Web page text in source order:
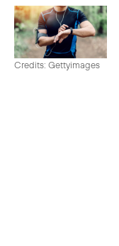
Credits: Gettyimages